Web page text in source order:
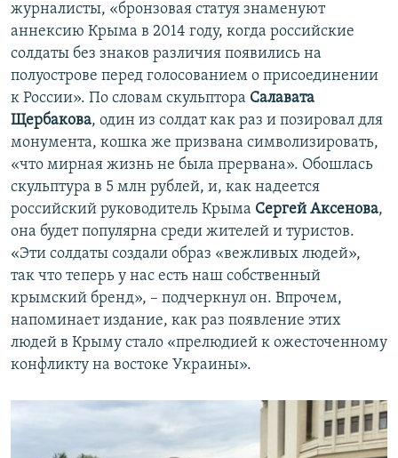
журналисты, «бронзовая статуя знаменуют
аннексию Крыма в 2014 году, когда российские
солдаты без знаков различия появились на
полуострове перед голосованием о присоединении
к России». По словам скульптора Салавата
Щербакова, один из солдат как раз и позировал для
монумента, кошка же призвана символизировать,
«что мирная жизнь не была прервана». Обошлась
скульптура в 5 млн рублей, и, как надеется
российский руководитель Крыма Сергей Аксенова,
она будет популярна среди жителей и туристов.
«Эти солдаты создали образ «вежливых людей»,
так что теперь у нас есть наш собственный
крымский бренд», – подчеркнул он. Впрочем,
напоминает издание, как раз появление этих
людей в Крыму стало «прелюдией к ожесточенному
конфликту на востоке Украины».